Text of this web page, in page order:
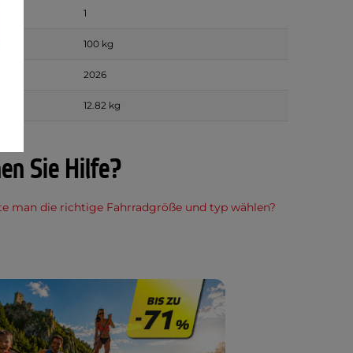
1
100 kg
2026
12.82 kg
Sie Hilfe?
man die richtige Fahrradgröße und typ wählen?